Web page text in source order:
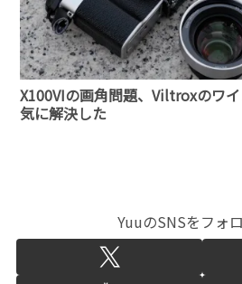
X100VIの画角問題、Viltroxのワ
気に解決した
YuuのSNSをフォ